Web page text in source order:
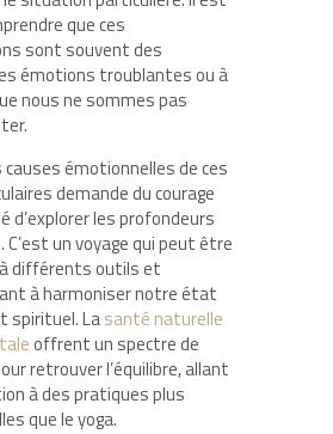
que ces
sont souvent des
émotions troublantes ou à
nous ne sommes pas
causes émotionnelles de ces
demande du courage
d’explorer les profondeurs
un voyage qui peut être
différents outils et
à harmoniser notre état
spirituel. Lasanté naturelle
offrent un spectre de
retrouver l’équilibre, allant
à des pratiques plus
que le yoga.